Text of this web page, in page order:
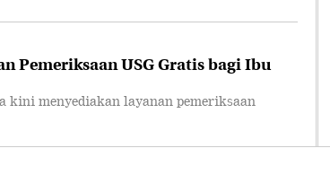
Pemeriksaan USG Gratis bagi Ibu
kini menyediakan layanan pemeriksaan